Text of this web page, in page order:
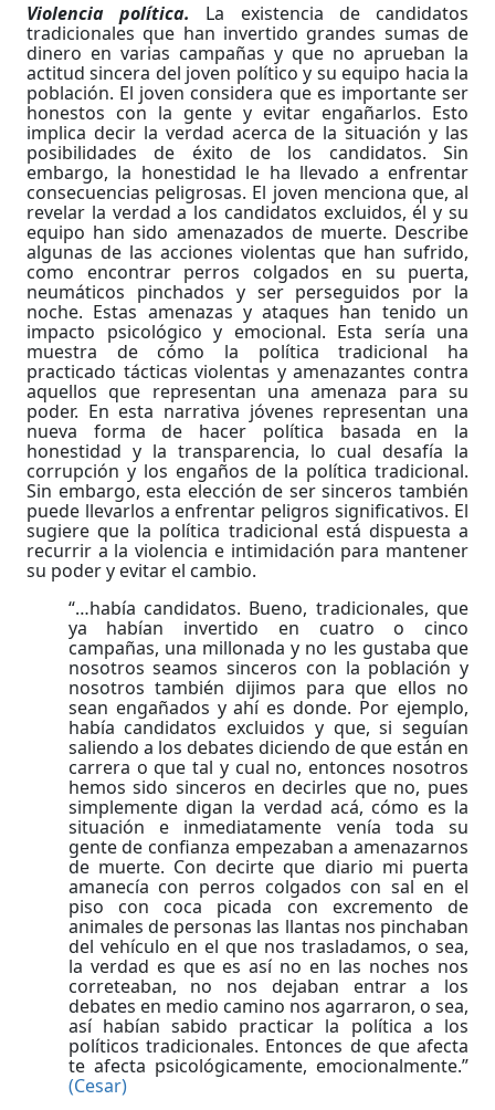
Violencia política.
La existencia de candidatos
tradicionales que han invertido grandes sumas de
dinero en varias campañas y que no aprueban la
actitud sincera del joven político y su equipo hacia la
población. El joven considera que es importante ser
honestos con la gente y evitar engañarlos. Esto
implica decir la verdad acerca de la situación y las
posibilidades de éxito de los candidatos. Sin
embargo, la honestidad le ha llevado a enfrentar
consecuencias peligrosas. El joven menciona que, al
revelar la verdad a los candidatos excluidos, él y su
equipo han sido amenazados de muerte. Describe
algunas de las acciones violentas que han sufrido,
como encontrar perros colgados en su puerta,
neumáticos pinchados y ser perseguidos por la
noche. Estas amenazas y ataques han tenido un
impacto psicológico y emocional. Esta sería una
muestra de cómo la política tradicional ha
practicado tácticas violentas y amenazantes contra
aquellos que representan una amenaza para su
poder. En esta narrativa jóvenes representan una
nueva forma de hacer política basada en la
honestidad y la transparencia, lo cual desafía la
corrupción y los engaños de la política tradicional.
Sin embargo, esta elección de ser sinceros también
puede llevarlos a enfrentar peligros significativos. El
sugiere que la política tradicional está dispuesta a
recurrir a la violencia e intimidación para mantener
su poder y evitar el cambio.
“…había candidatos. Bueno, tradicionales, que
ya habían invertido en cuatro o cinco
campañas, una millonada y no les gustaba que
nosotros seamos sinceros con la población y
nosotros también dijimos para que ellos no
sean engañados y ahí es donde. Por ejemplo,
había candidatos excluidos y que, si seguían
saliendo a los debates diciendo de que están en
carrera o que tal y cual no, entonces nosotros
hemos sido sinceros en decirles que no, pues
simplemente digan la verdad acá, cómo es la
situación e inmediatamente venía toda su
gente de confianza empezaban a amenazarnos
de muerte. Con decirte que diario mi puerta
amanecía con perros colgados con sal en el
piso con coca picada con excremento de
animales de personas las llantas nos pinchaban
del vehículo en el que nos trasladamos, o sea,
la verdad es que es así no en las noches nos
correteaban, no nos dejaban entrar a los
debates en medio camino nos agarraron, o sea,
así habían sabido practicar la política a los
políticos tradicionales. Entonces de que afecta
te afecta psicológicamente, emocionalmente.”
(Cesar)